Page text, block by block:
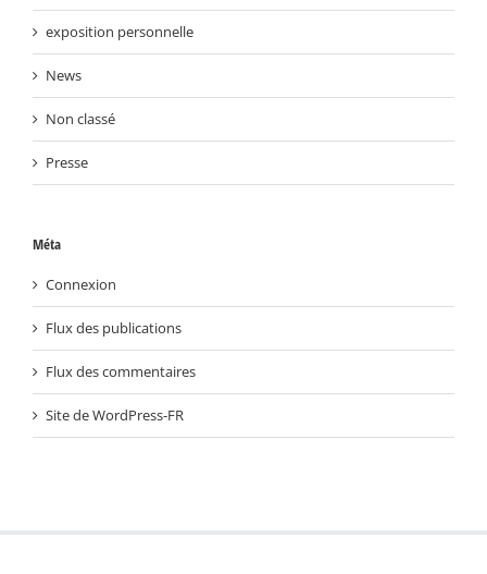
exposition personnelle
News
Non classé
Presse
Méta
Connexion
Flux des publications
Flux des commentaires
Site de WordPress-FR